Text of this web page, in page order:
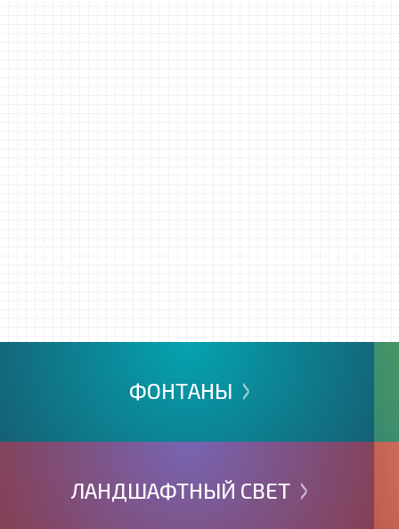
ФОНТАНЫ >
ЛАНДШАФТНЫЙ СВЕТ >